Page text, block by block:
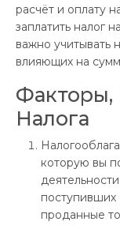
расчёт и оплату
заплатить налог
важно учитывать
влияющих на
Налога
которую вы
поступивших
проданные